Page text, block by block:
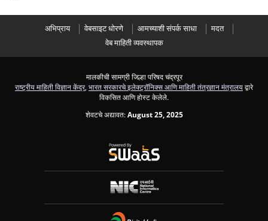
अभिप्राय वेबसाइट धोरणे आमच्याशी संपर्क साधा
मदत
वेब माहिती व्यवस्थापक
मालकीची सामग्री जिल्हा परिषद चंद्रपूर
राष्ट्रीय माहिती विज्ञान केंद्र, भारत सरकारचे इलेक्ट्रॉनिक्स आणि माहिती तंत्रज्ञान मंत्रालयद्वारे
विकसित आणि होस्ट केलेले.
शेवटचे अद्यावत:August 25, 2025